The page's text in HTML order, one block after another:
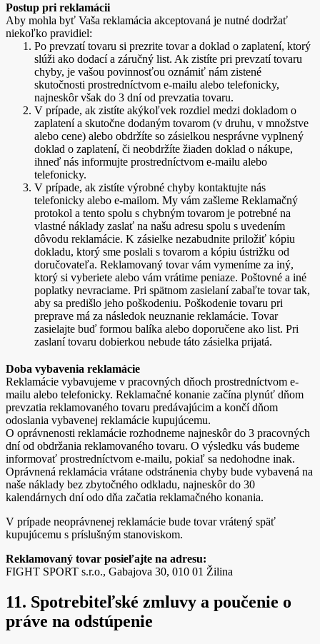
Postup pri reklamácii
Aby mohla byť Vaša reklamácia akceptovaná je nutné dodržať
niekoľko pravidiel:
Po prevzatí tovaru si prezrite tovar a doklad o zaplatení, ktorý
slúži ako dodací a záručný list. Ak zistíte pri prevzatí tovaru
chyby, je vašou povinnosťou oznámiť nám zistené
skutočnosti prostredníctvom e-mailu alebo telefonicky,
najneskôr však do 3 dní od prevzatia tovaru.
V prípade, ak zistíte akýkoľvek rozdiel medzi dokladom o
zaplatení a skutočne dodaným tovarom (v druhu, v množstve
alebo cene) alebo obdržíte so zásielkou nesprávne vyplnený
doklad o zaplatení, či neobdržíte žiaden doklad o nákupe,
ihneď nás informujte prostredníctvom e-mailu alebo
telefonicky.
V prípade, ak zistíte výrobné chyby kontaktujte nás
telefonicky alebo e-mailom. My vám zašleme Reklamačný
protokol a tento spolu s chybným tovarom je potrebné na
vlastné náklady zaslať na našu adresu spolu s uvedením
dôvodu reklamácie. K zásielke nezabudnite priložiť kópiu
dokladu, ktorý sme poslali s tovarom a kópiu ústrižku od
doručovateľa. Reklamovaný tovar vám vymeníme za iný,
ktorý si vyberiete alebo vám vrátime peniaze. Poštovné a iné
poplatky nevraciame. Pri spätnom zasielaní zabaľte tovar tak,
aby sa predišlo jeho poškodeniu. Poškodenie tovaru pri
preprave má za následok neuznanie reklamácie. Tovar
zasielajte buď formou balíka alebo doporučene ako list. Pri
zaslaní tovaru dobierkou nebude táto zásielka prijatá.
Doba vybavenia reklamácie
Reklamácie vybavujeme v pracovných dňoch prostredníctvom e-
mailu alebo telefonicky. Reklamačné konanie začína plynúť dňom
prevzatia reklamovaného tovaru predávajúcim a končí dňom
odoslania vybavenej reklamácie kupujúcemu.
O oprávnenosti reklamácie rozhodneme najneskôr do 3 pracovných
dní od obdržania reklamovaného tovaru. O výsledku vás budeme
informovať prostredníctvom e-mailu, pokiaľ sa nedohodne inak.
Oprávnená reklamácia vrátane odstránenia chyby bude vybavená na
naše náklady bez zbytočného odkladu, najneskôr do 30
kalendárnych dní odo dňa začatia reklamačného konania.
V prípade neoprávnenej reklamácie bude tovar vrátený späť
kupujúcemu s príslušným stanoviskom.
Reklamovaný tovar posieľajte na adresu:
FIGHT SPORT s.r.o., Gabajova 30, 010 01 Žilina
11. Spotrebiteľské zmluvy a poučenie o
práve na odstúpenie